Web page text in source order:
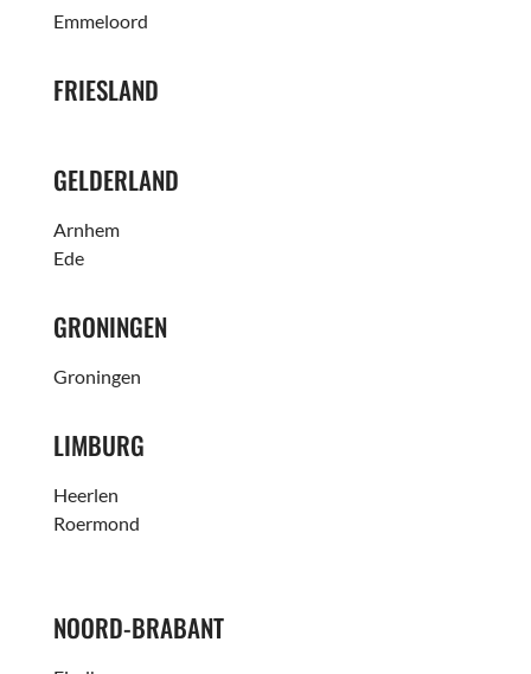
Emmeloord
FRIESLAND
GELDERLAND
Arnhem
Ede
GRONINGEN
Groningen
LIMBURG
Heerlen
Roermond
NOORD-BRABANT